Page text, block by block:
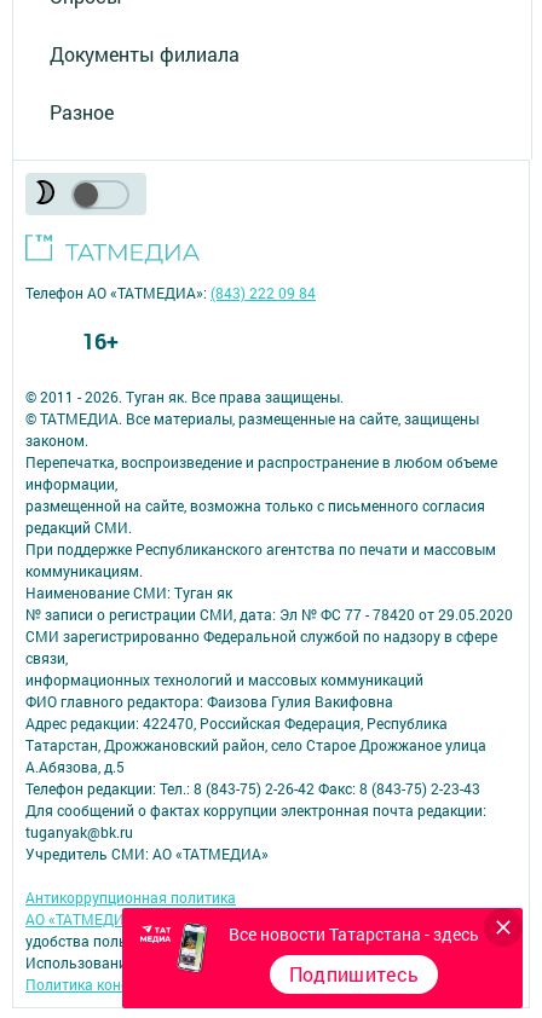
Документы филиала
Разное
Все новости Татарстана - здесь
Подпишитесь
© 2011 - 2026. Туган як. Все права защищены.
© ТАТМЕДИА. Все материалы, размещенные на сайте, защищены
законом.
Перепечатка, воспроизведение и распространение в любом объеме
информации,
размещенной на сайте, возможна только с письменного согласия
редакций СМИ.
При поддержке Республиканского агентства по печати и массовым
коммуникациям.
Наименование СМИ: Туган як
№ записи о регистрации СМИ, дата: Эл № ФС 77 - 78420 от 29.05.2020
СМИ зарегистрированно Федеральной службой по надзору в сфере
связи,
информационных технологий и массовых коммуникаций
ФИО главного редактора: Фаизова Гулия Вакифовна
Адрес редакции: 422470, Российская Федерация, Республика
Татарстан, Дрожжановский район, село Старое Дрожжаное улица
А.Абязова, д.5
Телефон редакции: Тел.: 8 (843-75) 2-26-42 Факс: 8 (843-75) 2-23-43
Для сообщений о фактах коррупции электронная почта редакции:
tuganyak@bk.ru
Учредитель СМИ: АО «ТАТМЕДИА»
Антикоррупционная политика
АО «ТАТМЕДИА» использует «cookie»
для персонализации сервисов и
удобства пользователей сайтом.
Использование «cookie» можно отменить в настройках браузера.
Политика конфиденциальности
Телефон АО «ТАТМЕДИА»:(843) 222 09 84
16+